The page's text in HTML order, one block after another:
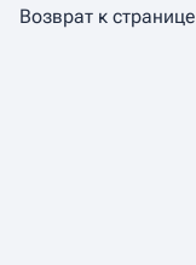
Возврат к странице